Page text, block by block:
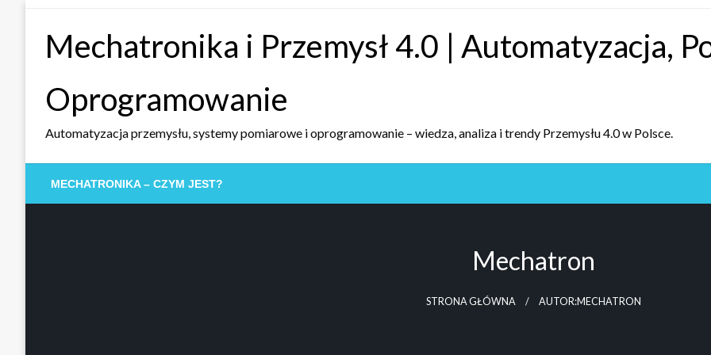
Mechatronika i Przemysł 4.0 | Automatyzacja,
Oprogramowanie
Automatyzacja przemysłu, systemy pomiarowe i oprogramowanie – wiedza, analiza i trendy Przemysłu 4.0 w Polsce.
MECHATRONIKA – CZYM JEST?
Mechatron
STRONA GŁÓWNA AUTOR:MECHATRON